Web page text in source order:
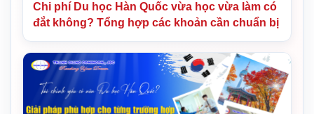
Chi phí Du học Hàn Quốc vừa học vừa làm có
đắt không? Tổng hợp các khoản cần chuẩn bị